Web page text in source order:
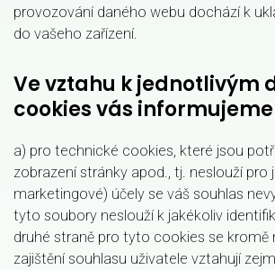
provozování daného webu dochází k
do vašeho zařízení.
Ve vztahu k jednotlivým
cookies vás informujeme
a) pro technické cookies, které jsou
zobrazení stránky apod., tj. neslouží pro
marketingové) účely se váš souhlas
tyto soubory neslouží k jakékoliv
druhé straně pro tyto cookies se kromě
zajištění souhlasu uživatele vztahují